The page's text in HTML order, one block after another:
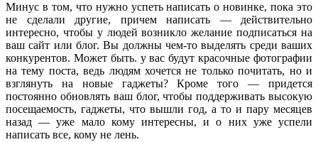
Минус в том, что нужно успеть написать о новинке, пока это
не сделали другие, причем написать — действительно
интересно, чтобы у людей возникло желание подписаться на
ваш сайт или блог. Вы должны чем-то выделять среди ваших
конкурентов. Может быть. у вас будут красочные фотографии
на тему поста, ведь людям хочется не только почитать, но и
взглянуть на новые гаджеты? Кроме того — придется
постоянно обновлять ваш блог, чтобы поддерживать высокую
посещаемость, гаджеты, что вышли год, а то и пару месяцев
назад — уже мало кому интересны, и о них уже успели
написать все, кому не лень.